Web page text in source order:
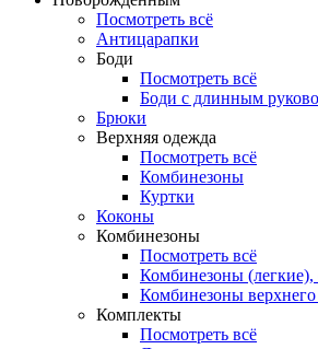
Посмотреть всё
Антицарапки
Боди
Посмотреть всё
Боди с длинным
Брюки
Верхняя одежда
Посмотреть всё
Комбинезоны
Куртки
Коконы
Комбинезоны
Посмотреть всё
Комбинезоны
Комбинезоны
Комплекты
Посмотреть всё